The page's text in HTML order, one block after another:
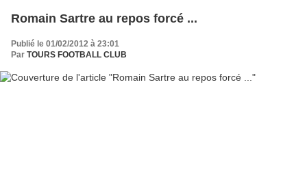
Romain Sartre au repos forcé ...
Publié le 01/02/2012 à 23:01
Par TOURS FOOTBALL CLUB